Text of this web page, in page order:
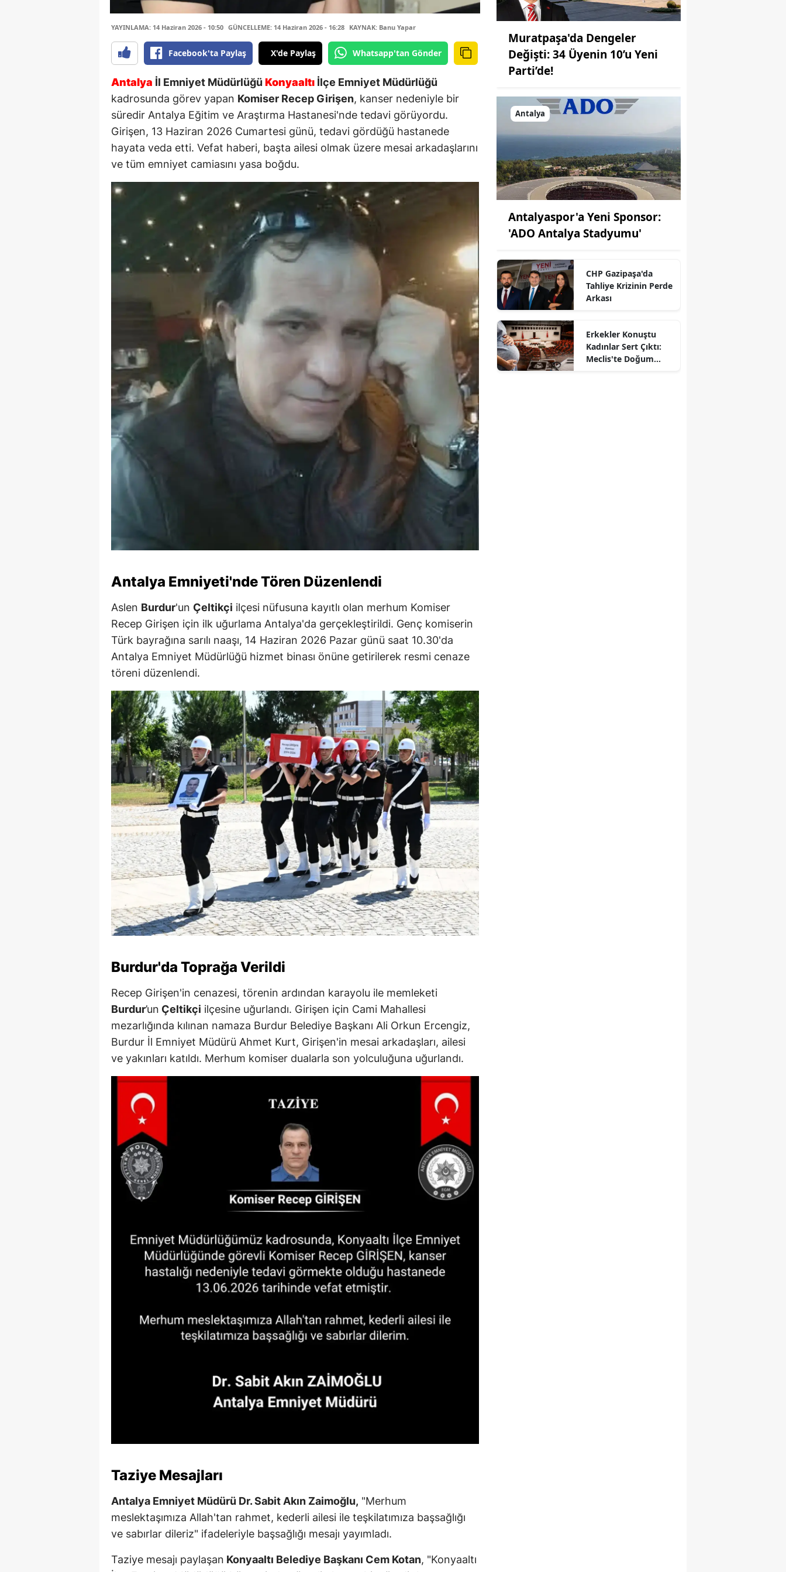
YAYINLAMA: 14 Haziran 2026 - 10:50 GÜNCELLEME: 14 Haziran 2026 - 16:28 KAYNAK: Banu Yapar
Facebook'ta Paylaş X'de Paylaş Whatsapp'tan Gönder
Antalya İl Emniyet MüdürlüğüKonyaaltı İlçe Emniyet Müdürlüğü
kadrosunda görev yapan Komiser Recep Girişen, kanser nedeniyle bir
süredir Antalya Eğitim ve Araştırma Hastanesi'nde tedavi görüyordu.
Girişen, 13 Haziran 2026 Cumartesi günü, tedavi gördüğü hastanede
hayata veda etti. Vefat haberi, başta ailesi olmak üzere mesai arkadaşlarını
ve tüm emniyet camiasını yasa boğdu.
Antalya Emniyeti'nde Tören Düzenlendi
Aslen Burdur'un Çeltikçi ilçesi nüfusuna kayıtlı olan merhum Komiser
Recep Girişen için ilk uğurlama Antalya'da gerçekleştirildi. Genç komiserin
Türk bayrağına sarılı naaşı, 14 Haziran 2026 Pazar günü saat 10.30'da
Antalya Emniyet Müdürlüğü hizmet binası önüne getirilerek resmi cenaze
töreni düzenlendi.
Burdur'da Toprağa Verildi
Recep Girişen'in cenazesi, törenin ardından karayolu ile memleketi
Burdur’un Çeltikçi ilçesine uğurlandı. Girişen için Cami Mahallesi
mezarlığında kılınan namaza Burdur Belediye Başkanı Ali Orkun Ercengiz,
Burdur İl Emniyet Müdürü Ahmet Kurt, Girişen'in mesai arkadaşları, ailesi
ve yakınları katıldı. Merhum komiser dualarla son yolculuğuna uğurlandı.
Taziye Mesajları
Antalya Emniyet Müdürü Dr. Sabit Akın Zaimoğlu, "Merhum
meslektaşımıza Allah'tan rahmet, kederli ailesi ile teşkilatımıza başsağlığı
ve sabırlar dileriz" ifadeleriyle başsağlığı mesajı yayımladı.
Taziye mesajı paylaşan Konyaaltı Belediye Başkanı Cem Kotan, "Konyaaltı
Muratpaşa'da Dengeler
Değişti: 34 Üyenin 10’u Yeni
Parti’de!
Antalya
Antalyaspor'a Yeni Sponsor:
'ADO Antalya Stadyumu'
CHP Gazipaşa'da
Tahliye Krizinin Perde
Arkası
Erkekler Konuştu
Kadınlar Sert Çıktı:
Meclis'te Doğum